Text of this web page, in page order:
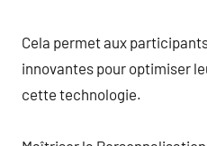
Cela permet aux
innovantes pour optimiser
cette technologie.